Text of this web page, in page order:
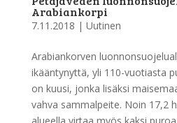
Arabiankorpi
7.11.2018 | Uutinen
Arabiankorven
ikääntynyttä, yli 110-vuotiasta
on kuusi, jonka lisäksi
vahva sammalpeite. Noin 17,2